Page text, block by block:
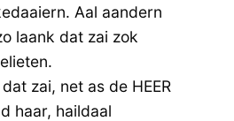
Aal aandern
laank dat zai zok
zai, net as de HEER
haar, haildaal